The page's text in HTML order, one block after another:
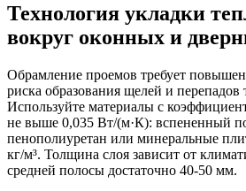
Технология укладки
вокруг оконных и
Обрамление проемов требует
риска образования щелей и перепадов
Используйте материалы с
не выше 0,035 Вт/(м·К): вспененный
пенополиуретан или минеральные
кг/м³. Толщина слоя зависит от
средней полосы достаточно 40-50 мм.